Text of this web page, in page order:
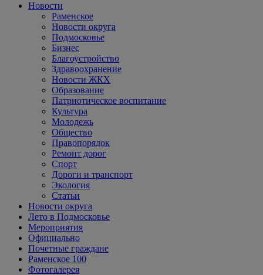
Новости
Раменское
Новости округа
Подмосковье
Бизнес
Благоустройство
Здравоохранение
Новости ЖКХ
Образование
Патриотическое воспитание
Культура
Молодежь
Общество
Правопорядок
Ремонт дорог
Спорт
Дороги и транспорт
Экология
Статьи
Новости округа
Лето в Подмосковье
Мероприятия
Официально
Почетные граждане
Раменское 100
Фотогалерея